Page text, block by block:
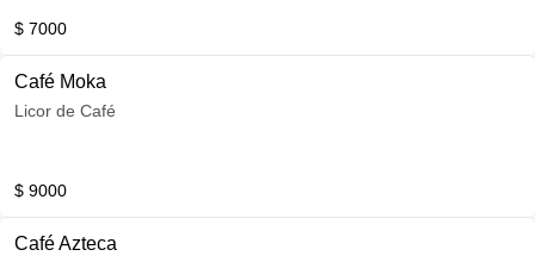
$ 7000
Café Moka
Licor de Café
$ 9000
Café Azteca